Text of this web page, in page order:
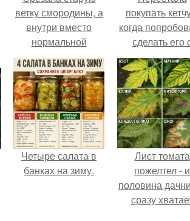
ветку смородины, а
внутри вместо
нормальной
светлой
сердцевины
оказалась чёрная
пустота.
покупать
когда
сделать его
яблоками.
Четыре салата в
банках на зиму.
Лист томата
пожелтел - и
половина
сразу